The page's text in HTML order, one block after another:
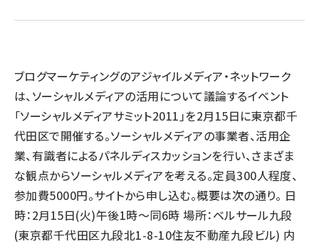
ブログマーケティングのアジャイルメディア・ネットワーク
は、ソーシャルメディアの活用について議論するイベント
「ソーシャルメディアサミット2011」を2月15日に東京都千
代田区で開催する。ソーシャルメディアの事業者、活用企
業、有識者によるパネルディスカッションを行い、さまざま
な観点からソーシャルメディアを考える。定員300人程度、
参加費5000円。サイトから申し込む。概要は次の通り。 日
時：2月15日(火)午後1時～同6時 場所：ベルサール九段
(東京都千代田区九段北1-8-10住友不動産九段ビル) 内